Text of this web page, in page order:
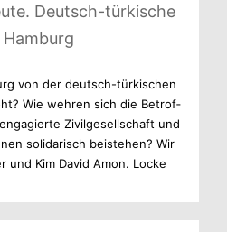
Deutsch-türkische
von der deutsch-türkischen
Wie weh­ren sich die Betrof­
Zivil­ge­sell­schaft und
soli­da­risch bei­ste­hen? Wir
und Kim David Amon. Locke